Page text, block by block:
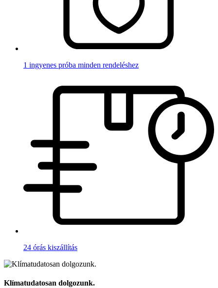
1 ingyenes próba minden rendeléshez
24 órás kiszállítás
Klímatudatosan dolgozunk.